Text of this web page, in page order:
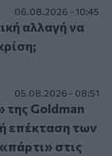
06.08.2026 - 10:45
αλλαγή να
05.08.2026 - 08:51
της Goldman
επέκταση των
στις